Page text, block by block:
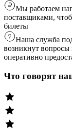
Мы работаем
поставщиками,
билеты
Наша служба
возникнут
оперативно
Что говорят